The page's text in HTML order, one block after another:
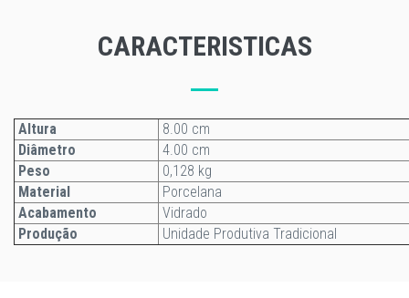
CARACTERISTICAS
Altura
8.00 cm
Diâmetro
4.00 cm
Peso
0,128 kg
Material
Porcelana
Acabamento
Vidrado
Produção
Unidade Produtiva Tradicional